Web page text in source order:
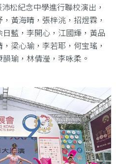
松紀念中學進行聯校演出，
黃海晴，張梓洮，招煜霖，
藍，李開心，江國輝，黃品
梁心瑜，李若耶，何宝瑤，
瑜，林倩瀅，李咏柔。